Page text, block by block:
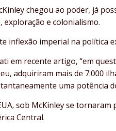
chegou ao poder, já
exploração e colonialismo.
inflexão imperial na política
em recente artigo, “em
adquiriram mais de 7.000
uma potência
sob McKinley se tornaram
Central.